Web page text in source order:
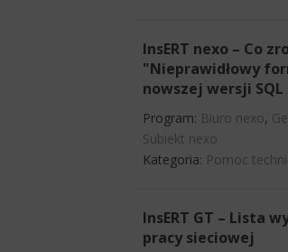
InsERT nexo – Co
"Nieprawidłowy
nowszej wersji SQL
Program: Biuro nexo,
Subiekt nexo
Kategoria: Pomoc
InsERT GT – Lista
pracy sieciowej